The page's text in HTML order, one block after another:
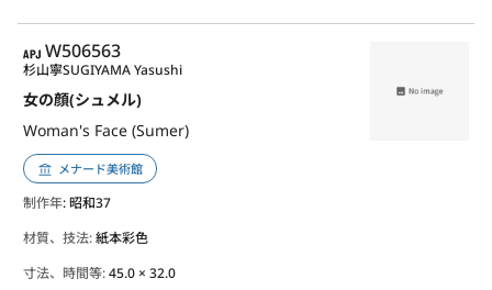
APJ
W506563
女の顔(シュメル)
Woman's Face (Sumer)
杉山寧SUGIYAMA Yasushi
メナード美術館
制作年: 昭和37
材質、技法:紙本彩色
寸法、時間等:45.0 × 32.0